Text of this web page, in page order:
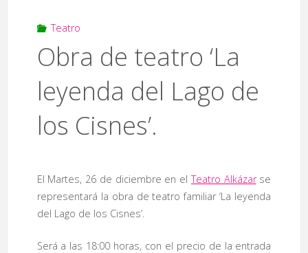
Teatro
Obra de teatro ‘La
leyenda del Lago de
los Cisnes’.
El Martes, 26 de diciembre en elTeatro Alkázarse
representará la obra de teatro familiar ‘La leyenda
del Lago de los Cisnes’.
Será a las 18:00 horas, con el precio de la entrada